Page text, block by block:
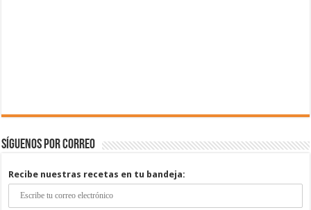
Síguenos por correo
Recibe nuestras recetas en tu bandeja: